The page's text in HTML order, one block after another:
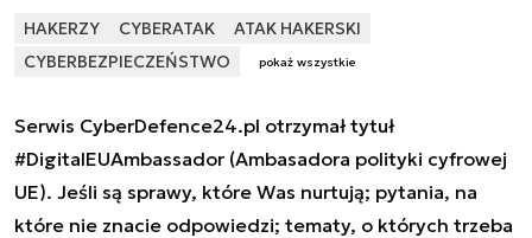
HAKERZY CYBERATAK
ATAK HAKERSKI
CYBERBEZPIECZEŃSTWO
pokaż wszystkie
Serwis CyberDefence24.pl otrzymał tytuł
#DigitalEUAmbassador (Ambasadora polityki cyfrowej
UE). Jeśli są sprawy, które Was nurtują; pytania, na
które nie znacie odpowiedzi; tematy, o których trzeba